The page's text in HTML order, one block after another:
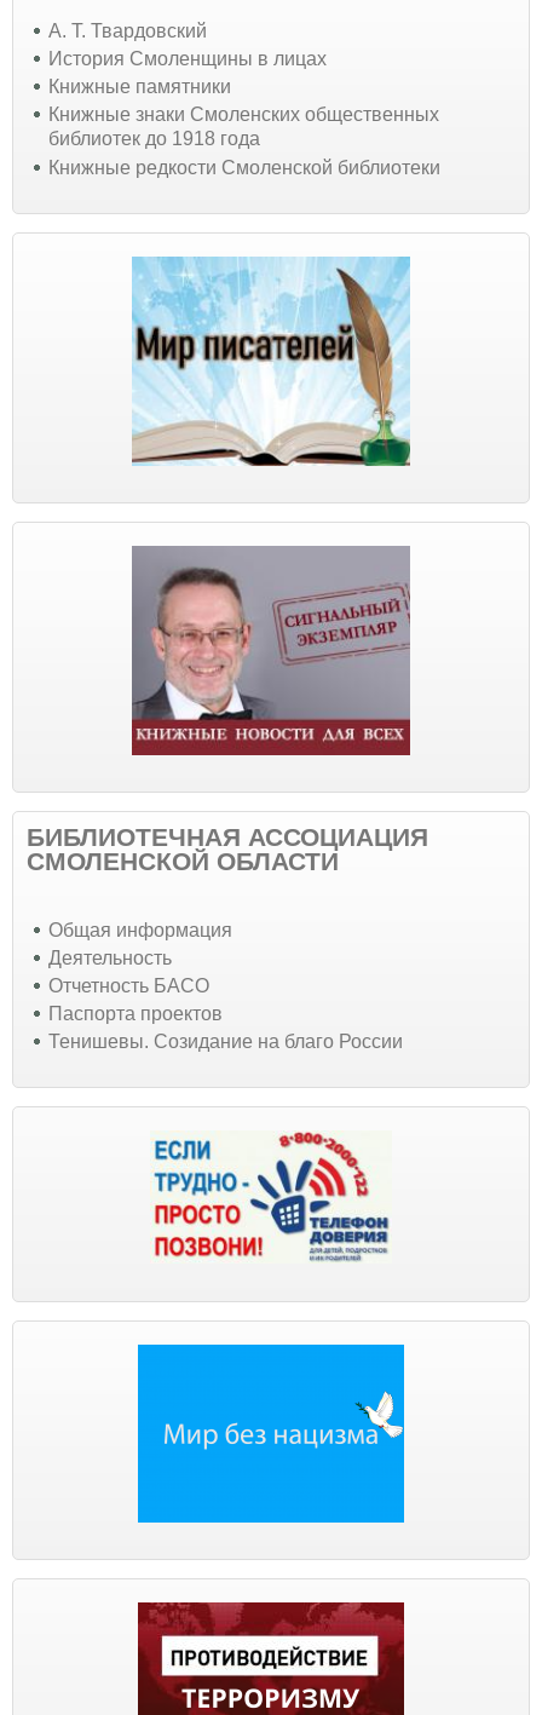
А. Т. Твардовский
История Смоленщины в лицах
Книжные памятники
Книжные знаки Смоленских общественных
библиотек до 1918 года
Книжные редкости Смоленской библиотеки
БИБЛИОТЕЧНАЯ АССОЦИАЦИЯ
СМОЛЕНСКОЙ ОБЛАСТИ
Общая информация
Деятельность
Отчетность БАСО
Паспорта проектов
Тенишевы. Созидание на благо России